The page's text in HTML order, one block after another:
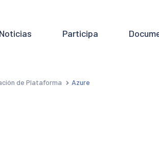
Noticias Participa
de Plataforma Azure